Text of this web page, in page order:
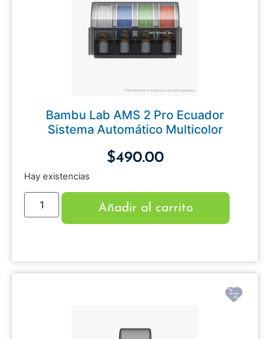
Bambu Lab AMS 2 Pro Ecuador
Sistema Automático Multicolor
$490.00
Hay existencias
Añadir al carrito